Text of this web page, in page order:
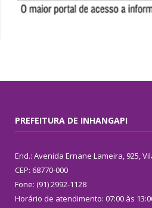
PREFEITURA DE INHANGAPI
End.: Avenida Ernane Lameira, 925,
CEP: 68770-000
Fone: (91) 2992-1128
Horário de atendimento: 07:00 às